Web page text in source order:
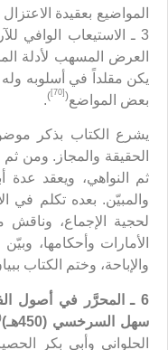
المواضيع بعقيدة
يكن مقلداً في أسلوبه وله
بعض المواضع(
[70]
)
.
يشرع الكتاب بذكر
الحقيقة والمجاز. ومن
ثم النواهي، ويعقد
والمبيّن. بعده تكلم في
لحجية الإجماع، وناقش
الأمارات وأحكامها،
والإباحة، وختم الكتاب
6 ـ
المحرَّر في أصول
سهل السرخسي (450هـ)
الحلواني وأبي بكر